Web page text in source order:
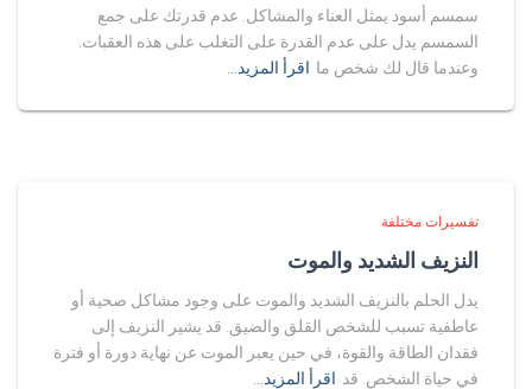
سمسم أسود يمثل العناء والمشاكل. عدم قدرتك على جمع
السمسم يدل على عدم القدرة على التغلب على هذه العقبات.
وعندما قال لك شخص ما اقرأ المزيد…
تفسيرات مختلفة
النزيف الشديد والموت
يدل الحلم بالنزيف الشديد والموت على وجود مشاكل صحية أو
عاطفية تسبب للشخص القلق والضيق. قد يشير النزيف إلى
فقدان الطاقة والقوة، في حين يعبر الموت عن نهاية دورة أو فترة
في حياة الشخص. قد اقرأ المزيد…